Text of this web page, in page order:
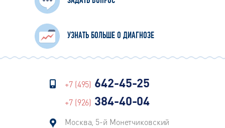
УЗНАТЬ БОЛЬШЕ О ДИАГНОЗЕ
+7 (495) 642-45-25
+7 (926) 384-40-04
Москва, 5-й Монетчиковский